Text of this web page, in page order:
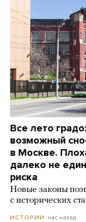
Все лето
возможный
в Москве.
далеко не
риска
Новые законы
с исторических
ИСТОРИИ час назад